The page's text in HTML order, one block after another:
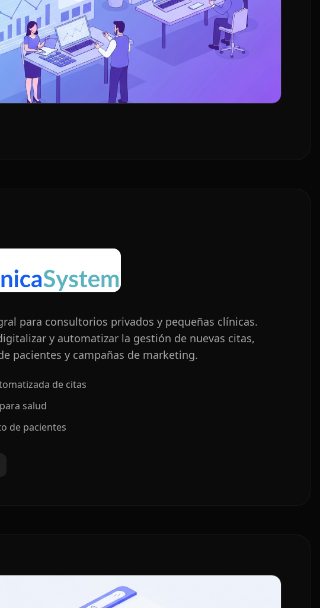
para consultorios privados y pequeñas clínicas.
y automatizar la gestión de nuevas citas,
pacientes y campañas de marketing.
de citas
salud
de pacientes